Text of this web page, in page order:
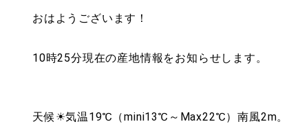
おはようございます！
10時25分現在の産地情報をお知らせします。
天候☀気温19℃（mini13℃～Max22℃）南風2m。